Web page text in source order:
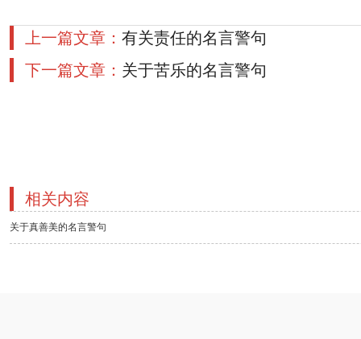
上一篇文章： 有关责任的名言警句
下一篇文章： 关于苦乐的名言警句
相关内容
关于真善美的名言警句